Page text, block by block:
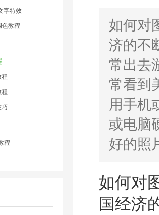
字特效
色教程
程
程
巧
程
如何对
济的不
常出去
常看到
用手机
或电脑
好的照
如何对
国经济